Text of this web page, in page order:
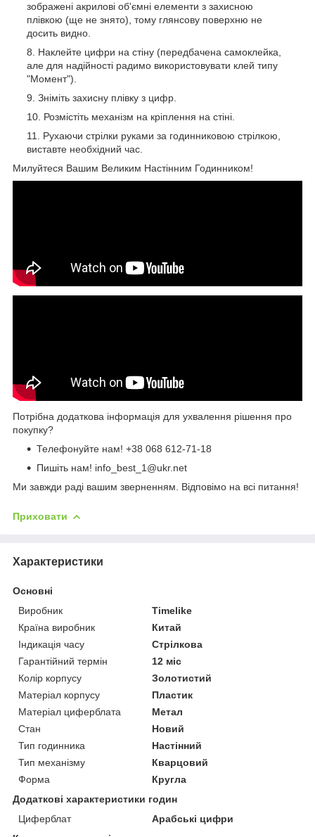
зображені акрилові об'ємні елементи з захисною
плівкою (ще не знято), тому глянсову поверхню не
досить видно.
Наклейте цифри на стіну (передбачена самоклейка,
але для надійності радимо використовувати клей типу
"Момент").
Зніміть захисну плівку з цифр.
Розмістіть механізм на кріплення на стіні.
Рухаючи стрілки руками за годинниковою стрілкою,
виставте необхідний час.
Милуйтеся Вашим Великим Настінним Годинником!
Потрібна додаткова інформація для ухвалення рішення про
покупку?
Телефонуйте нам! +38 068 612-71-18
Пишіть нам! info_best_1@ukr.net
Ми завжди раді вашим зверненням. Відповімо на всі питання!
Приховати
Характеристики
Основні
Виробник
Timelike
Країна виробник
Китай
Індикація часу
Стрілкова
Гарантійний термін
12 міс
Колір корпусу
Золотистий
Матеріал корпусу
Пластик
Матеріал циферблата
Метал
Стан
Новий
Тип годинника
Настінний
Тип механізму
Кварцовий
Форма
Кругла
Додаткові характеристики годин
Циферблат
Арабські цифри